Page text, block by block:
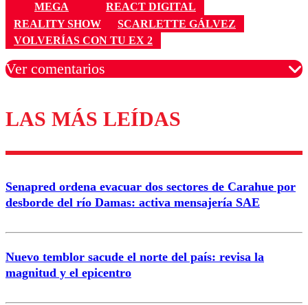
MEGA
REACT DIGITAL
REALITY SHOW
SCARLETTE GÁLVEZ
VOLVERÍAS CON TU EX 2
Ver comentarios
Los comentarios son moderados para garantizar un
diálogo respetuoso.
Correo
LAS MÁS LEÍDAS
Senapred ordena evacuar dos sectores de Carahue por
desborde del río Damas: activa mensajería SAE
Nuevo temblor sacude el norte del país: revisa la
magnitud y el epicentro